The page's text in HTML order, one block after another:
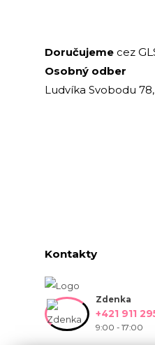
Doručujeme cez
Osobný odber
Ludvíka Svobodu
Kontakty
Zdenka
+421 911
9:00 - 17:00